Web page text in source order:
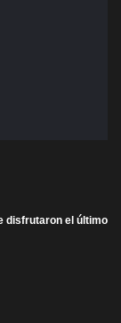
disfrutaron el último